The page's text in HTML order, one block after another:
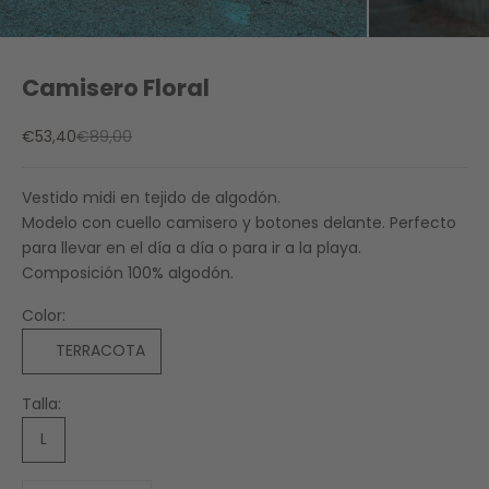
Camisero Floral
Precio de oferta
€53,40Precio normal
€89,00
Vestido midi en tejido de algodón.
Modelo con cuello camisero y botones delante. Perfecto
para llevar en el día a día o para ir a la playa.
Composición 100% algodón.
Color:
TERRACOTA
Talla:
L